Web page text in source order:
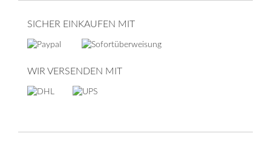
SICHER EINKAUFEN MIT
WIR VERSENDEN MIT